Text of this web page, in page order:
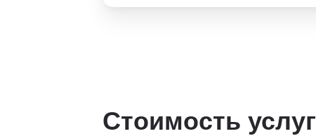
Стоимость услуг